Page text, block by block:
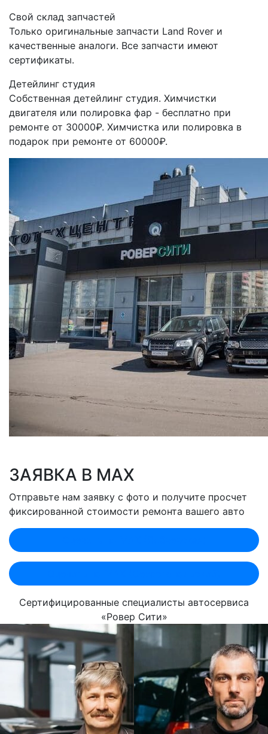
Свой склад запчастей
Только оригинальные запчасти Land Rover и
качественные аналоги. Все запчасти имеют
сертификаты.
Детейлинг студия
Собственная детейлинг студия. Химчистки
двигателя или полировка фар - бесплатно при
ремонте от 30000₽. Химчистка или полировка в
подарок при ремонте от 60000₽.
ЗАЯВКА В MAX
Отправьте нам заявку с фото и получите просчет
фиксированной стоимости ремонта вашего авто
Сертифицированные специалисты автосервиса
«Ровер Сити»